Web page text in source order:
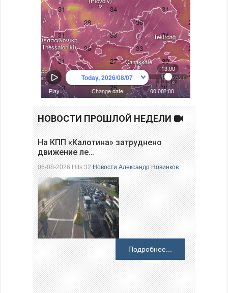
НОВОСТИ ПРОШЛОЙ НЕДЕЛИ
На КПП «Калотина» затруднено
движение ле…
06-08-2026 Hits:32Новости Александр Новинков
Подробнее...